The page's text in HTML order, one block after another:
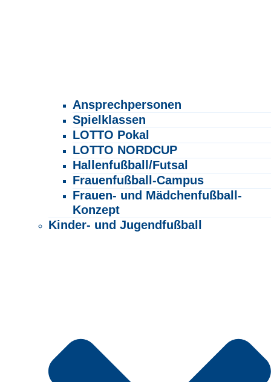
Ansprechpersonen
Spielklassen
LOTTO Pokal
LOTTO NORDCUP
Hallenfußball/Futsal
Frauenfußball-Campus
Frauen- und Mädchenfußball-
Konzept
Kinder- und Jugendfußball